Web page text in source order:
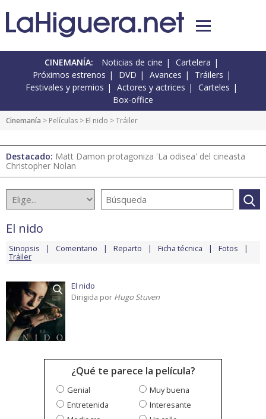
CINEMANÍA: Noticias de cine
Cartelera
Próximos estrenos
DVD Avances
Tráilers
Festivales y premios
Actores y actrices
Carteles
Box-office
Cinemanía > Películas > El nido > Tráiler
Destacado: Matt Damon protagoniza 'La odisea' del cineasta
Christopher Nolan
El nido
Sinopsis Comentario Reparto Ficha técnica Fotos
Tráiler
El nido
Dirigida por Hugo Stuven
¿Qué te parece la película?
Genial
Muy buena
Entretenida
Interesante